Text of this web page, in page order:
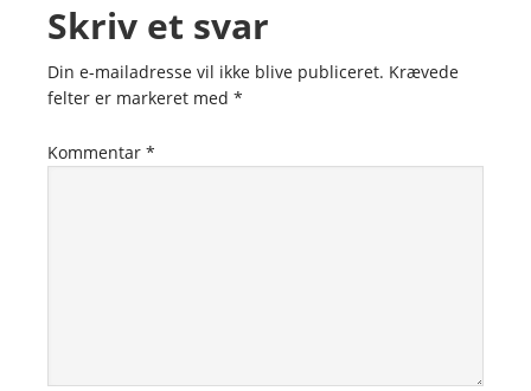
Skriv et svar
Din e-mailadresse vil ikke blive publiceret. Krævede
felter er markeret med *
Kommentar *